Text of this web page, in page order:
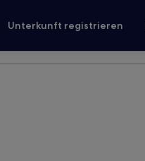
Unterkunft registrieren